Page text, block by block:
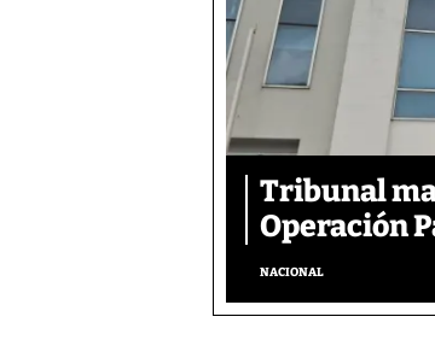
Tribunal
Operación
NACIONAL